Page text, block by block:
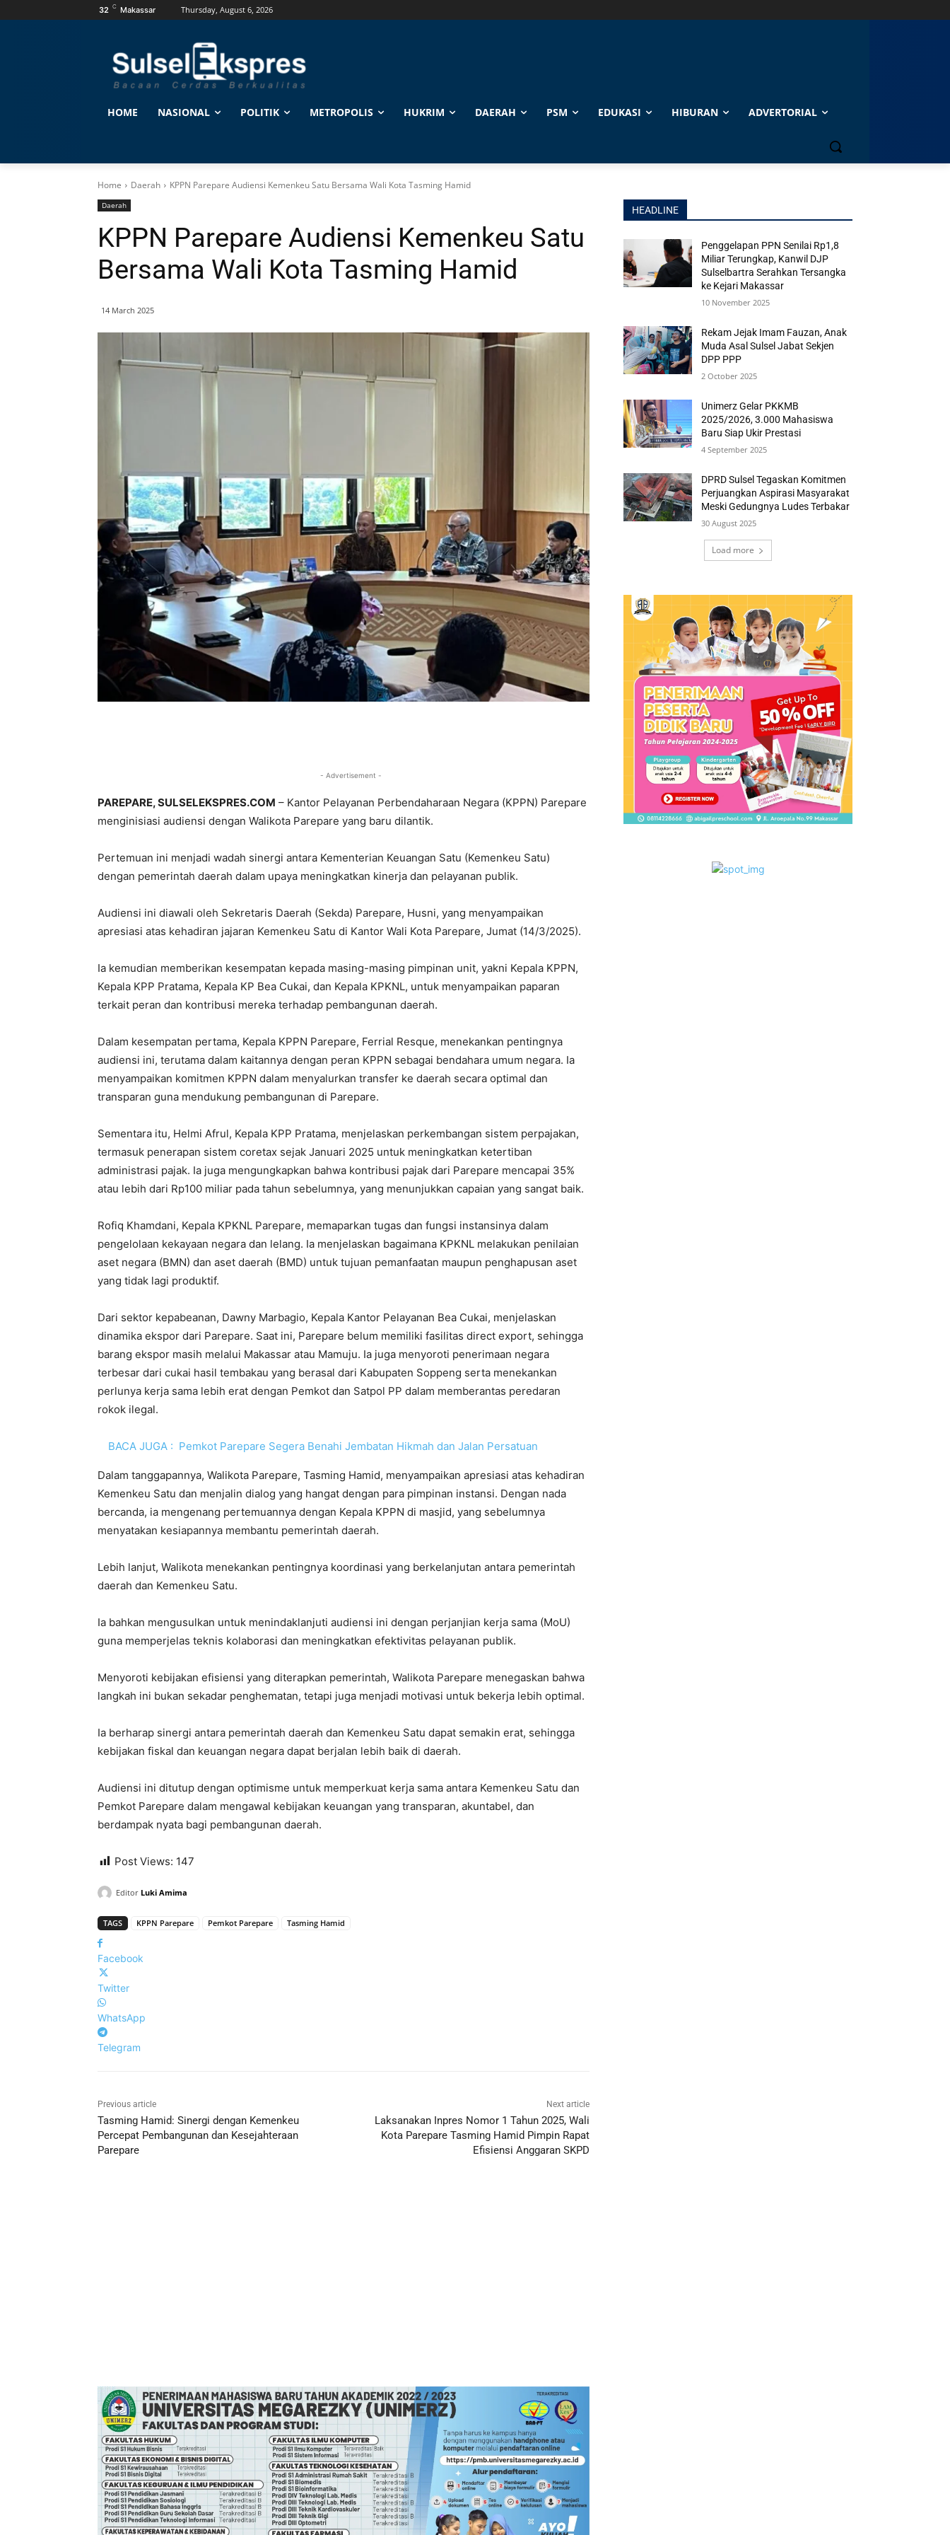
32 C Makassar Thursday, August 6, 2026
HOME NASIONAL POLITIK METROPOLIS HUKRIM DAERAH PSM EDUKASI HIBURAN ADVERTORIAL
Home Daerah KPPN Parepare Audiensi Kemenkeu Satu Bersama Wali Kota Tasming Hamid
Daerah
KPPN Parepare Audiensi Kemenkeu Satu
Bersama Wali Kota Tasming Hamid
14 March 2025
- Advertisement -
PAREPARE, SULSELEKSPRES.COM – Kantor Pelayanan Perbendaharaan Negara (KPPN) Parepare
menginisiasi audiensi dengan Walikota Parepare yang baru dilantik.
Pertemuan ini menjadi wadah sinergi antara Kementerian Keuangan Satu (Kemenkeu Satu)
dengan pemerintah daerah dalam upaya meningkatkan kinerja dan pelayanan publik.
Audiensi ini diawali oleh Sekretaris Daerah (Sekda) Parepare, Husni, yang menyampaikan
apresiasi atas kehadiran jajaran Kemenkeu Satu di Kantor Wali Kota Parepare, Jumat (14/3/2025).
Ia kemudian memberikan kesempatan kepada masing-masing pimpinan unit, yakni Kepala KPPN,
Kepala KPP Pratama, Kepala KP Bea Cukai, dan Kepala KPKNL, untuk menyampaikan paparan
terkait peran dan kontribusi mereka terhadap pembangunan daerah.
Dalam kesempatan pertama, Kepala KPPN Parepare, Ferrial Resque, menekankan pentingnya
audiensi ini, terutama dalam kaitannya dengan peran KPPN sebagai bendahara umum negara. Ia
menyampaikan komitmen KPPN dalam menyalurkan transfer ke daerah secara optimal dan
transparan guna mendukung pembangunan di Parepare.
Sementara itu, Helmi Afrul, Kepala KPP Pratama, menjelaskan perkembangan sistem perpajakan,
termasuk penerapan sistem coretax sejak Januari 2025 untuk meningkatkan ketertiban
administrasi pajak. Ia juga mengungkapkan bahwa kontribusi pajak dari Parepare mencapai 35%
atau lebih dari Rp100 miliar pada tahun sebelumnya, yang menunjukkan capaian yang sangat baik.
Rofiq Khamdani, Kepala KPKNL Parepare, memaparkan tugas dan fungsi instansinya dalam
pengelolaan kekayaan negara dan lelang. Ia menjelaskan bagaimana KPKNL melakukan penilaian
aset negara (BMN) dan aset daerah (BMD) untuk tujuan pemanfaatan maupun penghapusan aset
yang tidak lagi produktif.
Dari sektor kepabeanan, Dawny Marbagio, Kepala Kantor Pelayanan Bea Cukai, menjelaskan
dinamika ekspor dari Parepare. Saat ini, Parepare belum memiliki fasilitas direct export, sehingga
barang ekspor masih melalui Makassar atau Mamuju. Ia juga menyoroti penerimaan negara
terbesar dari cukai hasil tembakau yang berasal dari Kabupaten Soppeng serta menekankan
perlunya kerja sama lebih erat dengan Pemkot dan Satpol PP dalam memberantas peredaran
rokok ilegal.
BACA JUGA : Pemkot Parepare Segera Benahi Jembatan Hikmah dan Jalan Persatuan
Dalam tanggapannya, Walikota Parepare, Tasming Hamid, menyampaikan apresiasi atas kehadiran
Kemenkeu Satu dan menjalin dialog yang hangat dengan para pimpinan instansi. Dengan nada
bercanda, ia mengenang pertemuannya dengan Kepala KPPN di masjid, yang sebelumnya
menyatakan kesiapannya membantu pemerintah daerah.
Lebih lanjut, Walikota menekankan pentingnya koordinasi yang berkelanjutan antara pemerintah
daerah dan Kemenkeu Satu.
Ia bahkan mengusulkan untuk menindaklanjuti audiensi ini dengan perjanjian kerja sama (MoU)
guna memperjelas teknis kolaborasi dan meningkatkan efektivitas pelayanan publik.
Menyoroti kebijakan efisiensi yang diterapkan pemerintah, Walikota Parepare menegaskan bahwa
langkah ini bukan sekadar penghematan, tetapi juga menjadi motivasi untuk bekerja lebih optimal.
Ia berharap sinergi antara pemerintah daerah dan Kemenkeu Satu dapat semakin erat, sehingga
kebijakan fiskal dan keuangan negara dapat berjalan lebih baik di daerah.
Audiensi ini ditutup dengan optimisme untuk memperkuat kerja sama antara Kemenkeu Satu dan
Pemkot Parepare dalam mengawal kebijakan keuangan yang transparan, akuntabel, dan
berdampak nyata bagi pembangunan daerah.
Post Views: 147
Editor Luki Amima
TAGS KPPN Parepare Pemkot Parepare Tasming Hamid
Facebook
Twitter
WhatsApp
Telegram
Previous article
Tasming Hamid: Sinergi dengan Kemenkeu
Percepat Pembangunan dan Kesejahteraan
Parepare
Next article
Laksanakan Inpres Nomor 1 Tahun 2025, Wali
Kota Parepare Tasming Hamid Pimpin Rapat
Efisiensi Anggaran SKPD
HEADLINE
Penggelapan PPN Senilai Rp1,8
Miliar Terungkap, Kanwil DJP
Sulselbartra Serahkan Tersangka
ke Kejari Makassar
10 November 2025
Rekam Jejak Imam Fauzan, Anak
Muda Asal Sulsel Jabat Sekjen
DPP PPP
2 October 2025
Unimerz Gelar PKKMB
2025/2026, 3.000 Mahasiswa
Baru Siap Ukir Prestasi
4 September 2025
DPRD Sulsel Tegaskan Komitmen
Perjuangkan Aspirasi Masyarakat
Meski Gedungnya Ludes Terbakar
30 August 2025
Load more